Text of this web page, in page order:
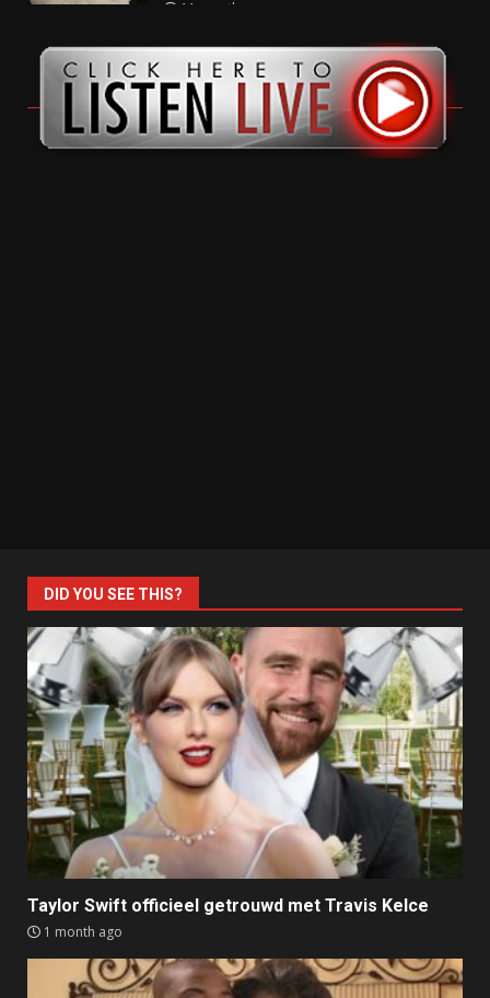
11 months ago
DID YOU SEE THIS?
Taylor Swift officieel getrouwd met Travis Kelce
1 month ago